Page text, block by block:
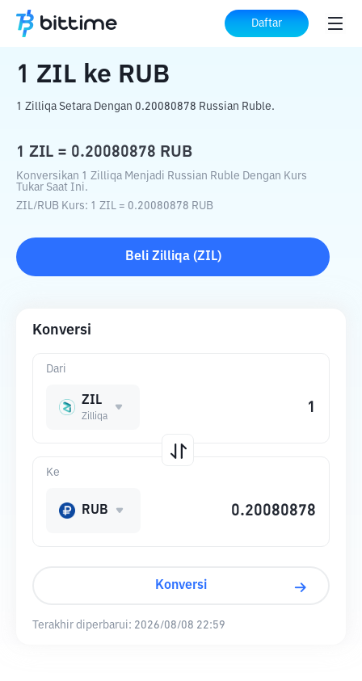
Daftar
Beranda Konverter Kripto ke RUB
1 ZIL ke RUB
1 Zilliqa Setara Dengan 0.20080878 Russian Ruble.
1 ZIL = 0.20080878 RUB
Konversikan 1 Zilliqa Menjadi Russian Ruble Dengan Kurs
Tukar Saat Ini.
ZIL/RUB Kurs: 1 ZIL = 0.20080878 RUB
Beli Zilliqa(ZIL)
Konversi
Dari
ZIL
Zilliqa
Ke
RUB
Konversi
Terakhir diperbarui: 2026/08/08 22:59